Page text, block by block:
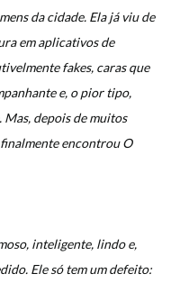
da cidade. Ela já viu de
em aplicativos de
fakes, caras que
e, o pior tipo,
Mas, depois de muitos
encontrou O
inteligente, lindo e,
Ele só tem um defeito: